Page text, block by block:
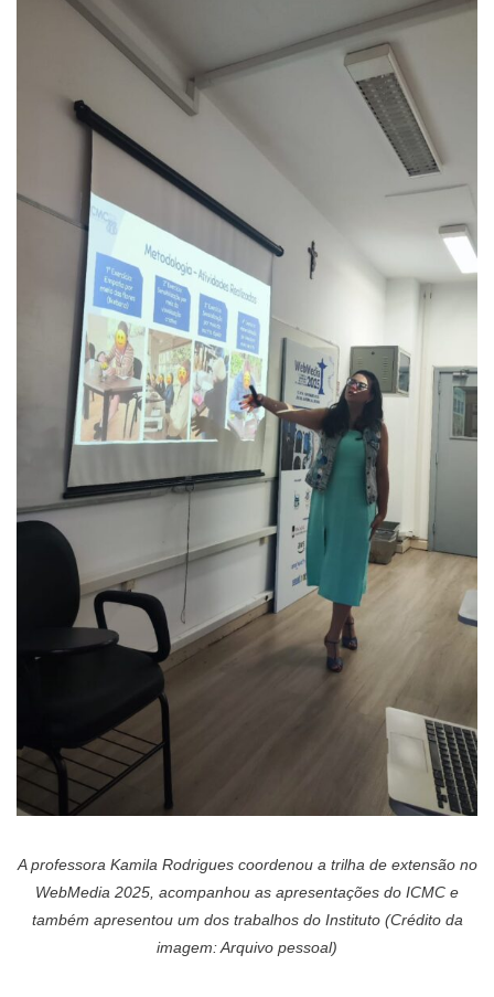
A professora Kamila Rodrigues coordenou a trilha de extensão no
WebMedia 2025, acompanhou as apresentações do ICMC e
também apresentou um dos trabalhos do Instituto (Crédito da
imagem: Arquivo pessoal)